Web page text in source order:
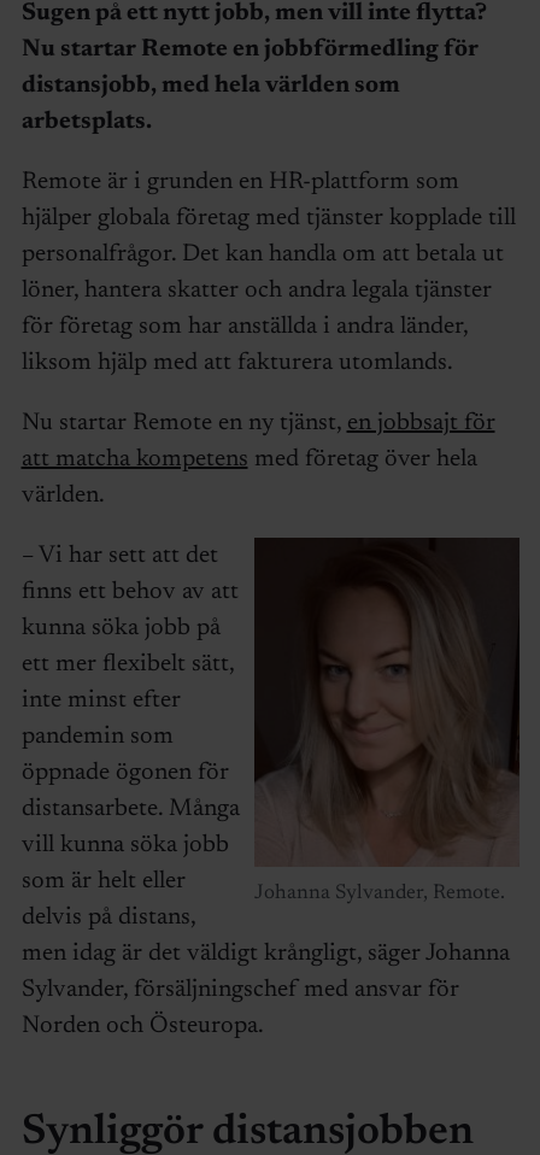
Sugen på ett nytt jobb, men vill inte flytta?
Nu startar Remote en jobbförmedling för
distansjobb, med hela världen som
arbetsplats.
Remote är i grunden en HR-plattform som
hjälper globala företag med tjänster kopplade till
personalfrågor. Det kan handla om att betala ut
löner, hantera skatter och andra legala tjänster
för företag som har anställda i andra länder,
liksom hjälp med att fakturera utomlands.
Nu startar Remote en ny tjänst, en jobbsajt för
att matcha kompetens med företag över hela
världen.
Johanna Sylvander, Remote.
– Vi har sett att det
finns ett behov av att
kunna söka jobb på
ett mer flexibelt sätt,
inte minst efter
pandemin som
öppnade ögonen för
distansarbete. Många
vill kunna söka jobb
som är helt eller
delvis på distans,
men idag är det väldigt krångligt, säger Johanna
Sylvander, försäljningschef med ansvar för
Norden och Östeuropa.
Synliggör distansjobben